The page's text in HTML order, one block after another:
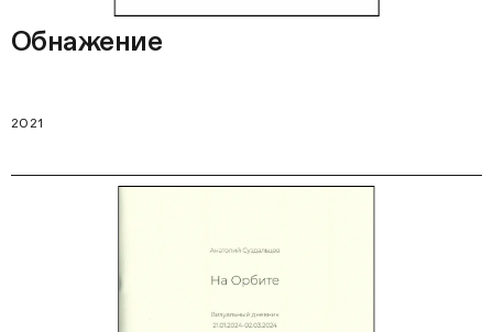
Обнажение
2021